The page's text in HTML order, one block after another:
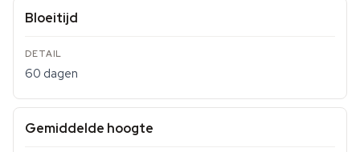
Bloeitijd
60 dagen
Gemiddelde hoogte